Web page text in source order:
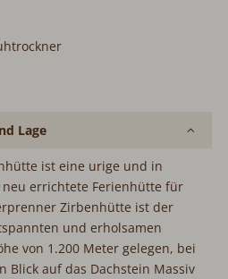
Lage
ist eine urige und in
errichtete Ferienhütte für
Zirbenhütte ist der
und erholsamen
von 1.200 Meter gelegen, bei
Blick auf das Dachstein Massiv